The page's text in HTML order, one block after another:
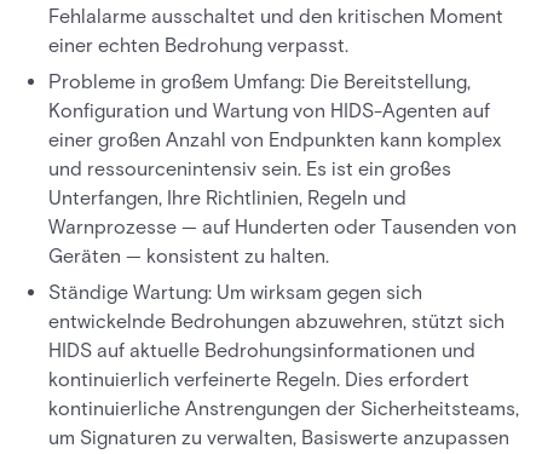
Fehlalarme ausschaltet und den kritischen Moment
einer echten Bedrohung verpasst.
Probleme in großem Umfang: Die Bereitstellung,
Konfiguration und Wartung von HIDS-Agenten auf
einer großen Anzahl von Endpunkten kann komplex
und ressourcenintensiv sein. Es ist ein großes
Unterfangen, Ihre Richtlinien, Regeln und
Warnprozesse — auf Hunderten oder Tausenden von
Geräten — konsistent zu halten.
Ständige Wartung: Um wirksam gegen sich
entwickelnde Bedrohungen abzuwehren, stützt sich
HIDS auf aktuelle Bedrohungsinformationen und
kontinuierlich verfeinerte Regeln. Dies erfordert
kontinuierliche Anstrengungen der Sicherheitsteams,
um Signaturen zu verwalten, Basiswerte anzupassen